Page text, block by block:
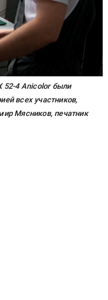
52-4 Anicolor были
всех участников,
Мясников, печатник